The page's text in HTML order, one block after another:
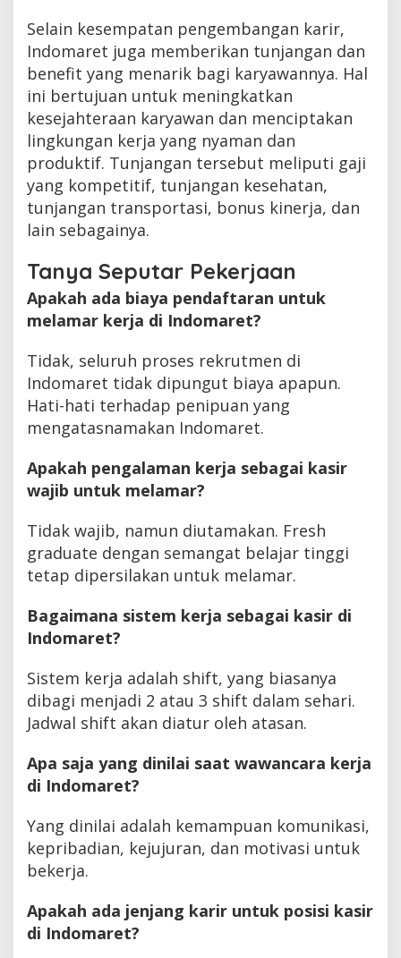
Selain kesempatan pengembangan karir,
Indomaret juga memberikan tunjangan dan
benefit yang menarik bagi karyawannya. Hal
ini bertujuan untuk meningkatkan
kesejahteraan karyawan dan menciptakan
lingkungan kerja yang nyaman dan
produktif. Tunjangan tersebut meliputi gaji
yang kompetitif, tunjangan kesehatan,
tunjangan transportasi, bonus kinerja, dan
lain sebagainya.
Tanya Seputar Pekerjaan
Apakah ada biaya pendaftaran untuk
melamar kerja di Indomaret?
Tidak, seluruh proses rekrutmen di
Indomaret tidak dipungut biaya apapun.
Hati-hati terhadap penipuan yang
mengatasnamakan Indomaret.
Apakah pengalaman kerja sebagai kasir
wajib untuk melamar?
Tidak wajib, namun diutamakan. Fresh
graduate dengan semangat belajar tinggi
tetap dipersilakan untuk melamar.
Bagaimana sistem kerja sebagai kasir di
Indomaret?
Sistem kerja adalah shift, yang biasanya
dibagi menjadi 2 atau 3 shift dalam sehari.
Jadwal shift akan diatur oleh atasan.
Apa saja yang dinilai saat wawancara kerja
di Indomaret?
Yang dinilai adalah kemampuan komunikasi,
kepribadian, kejujuran, dan motivasi untuk
bekerja.
Apakah ada jenjang karir untuk posisi kasir
di Indomaret?